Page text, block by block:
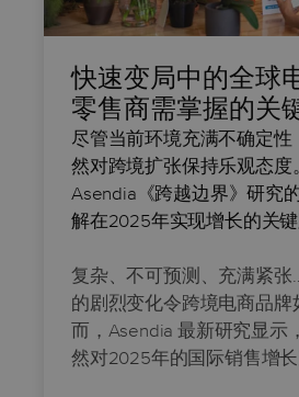
快速变局中的全球
零售商需掌握的关
尽管当前环境充满不确定性
然对跨境扩张保持乐观态度
Asendia《跨越边界》研究
解在2025年实现增长的关键
复杂、不可预测、充满紧
的剧烈变化令跨境电商品牌
而，Asendia 最新研究显示
然对2025年的国际销售增长